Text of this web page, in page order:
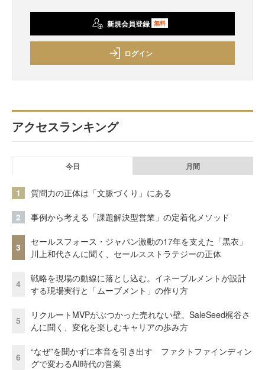
新規会員登録 無料
ログイン
アクセスランキング
今日 月間
1 質問力の正体は「文脈づくり」にある
2 事例から考える「課題解決型営業」の定着化メソッド
3
セールスフォース・ジャパン激動の17年を支えた「黒衣」
川上和代さんに聞く、セールスストラテジーの正体
4
戦略を現場の動線に落とし込む。イネーブルメントが設計
する現場実行と「ムーブメント」の作り方
5
リクルートMVPがぶつかった売れない壁。SaleSeed梶谷さ
んに聞く、変化を楽しむキャリアの歩み方
6
“なぜ”を聞かずに本音を引き出す ファクトファインディン
グで変わるAI時代の営業